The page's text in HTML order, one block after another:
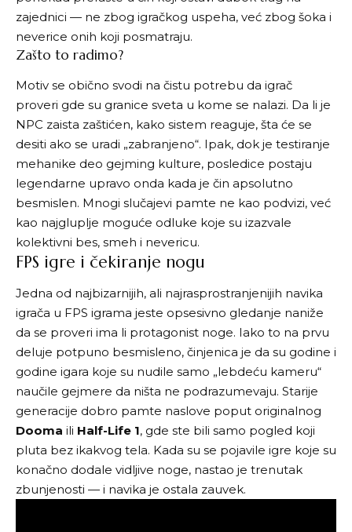
zajednici — ne zbog igračkog uspeha, već zbog šoka i
neverice onih koji posmatraju.
Zašto to radimo?
Motiv se obično svodi na čistu potrebu da igrač
proveri gde su granice sveta u kome se nalazi. Da li je
NPC zaista zaštićen, kako sistem reaguje, šta će se
desiti ako se uradi „zabranjeno“. Ipak, dok je testiranje
mehanike deo gejming kulture, posledice postaju
legendarne upravo onda kada je čin apsolutno
besmislen. Mnogi slučajevi pamte ne kao podvizi, već
kao najgluplje moguće odluke koje su izazvale
kolektivni bes, smeh i nevericu.
FPS igre i čekiranje nogu
Jedna od najbizarnijih, ali najrasprostranjenijih navika
igrača u FPS igrama jeste opsesivno gledanje naniže
da se proveri ima li protagonist noge. Iako to na prvu
deluje potpuno besmisleno, činjenica je da su godine i
godine igara koje su nudile samo „lebdeću kameru“
naučile gejmere da ništa ne podrazumevaju. Starije
generacije dobro pamte naslove poput originalnog
Dooma ili Half-Life 1, gde ste bili samo pogled koji
pluta bez ikakvog tela. Kada su se pojavile igre koje su
konačno dodale vidljive noge, nastao je trenutak
zbunjenosti — i navika je ostala zauvek.